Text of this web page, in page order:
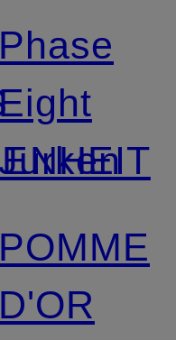
Phase
POMME
D'OR